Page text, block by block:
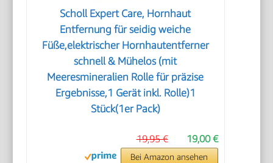
Scholl Expert Care, Hornhaut
Entfernung für seidig weiche
Füße,elektrischer Hornhautentferner
schnell & Mühelos (mit
Meeresmineralien Rolle für präzise
Ergebnisse,1 Gerät inkl. Rolle)1
Stück(1er Pack)
19,00 €
19,95 €
Bei Amazon ansehen